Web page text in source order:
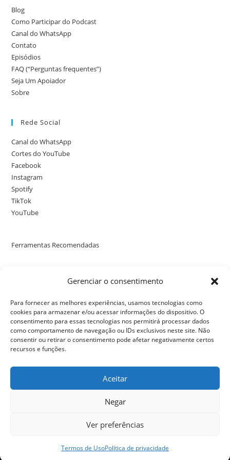
Gerenciar o consentimento
Para fornecer as melhores experiências, usamos tecnologias como
cookies para armazenar e/ou acessar informações do dispositivo. O
consentimento para essas tecnologias nos permitirá processar dados
como comportamento de navegação ou IDs exclusivos neste site. Não
consentir ou retirar o consentimento pode afetar negativamente certos
recursos e funções.
Aceitar
Negar
Ver preferências
Termos de UsoPolítica de privacidade
Blog
Como Participar do Podcast
Canal do WhatsApp
Contato
Episódios
FAQ (“Perguntas frequentes”)
Seja Um Apoiador
Sobre
Rede Social
Canal do WhatsApp
Cortes do YouTube
Facebook
Instagram
Spotify
TikTok
YouTube
Ferramentas Recomendadas
Poste uma avaliação no nosso perfil no Google
Termos de Uso
PodSupReMo - 2024 - Todos os direitos reservados